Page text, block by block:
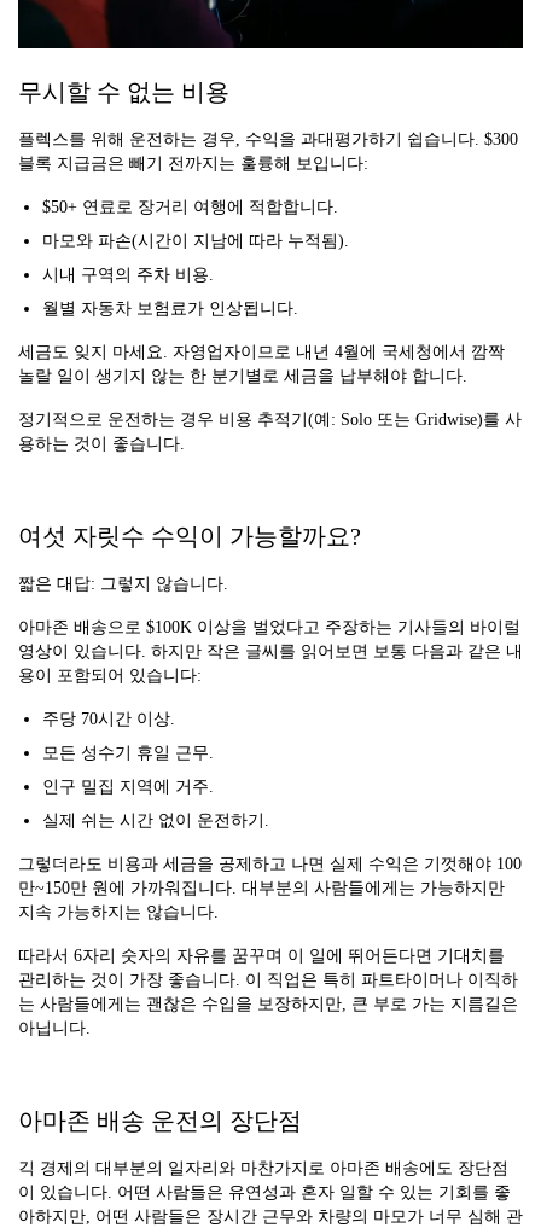
무시할 수 없는 비용
플렉스를 위해 운전하는 경우, 수익을 과대평가하기 쉽습니다. $300
블록 지급금은 빼기 전까지는 훌륭해 보입니다:
$50+ 연료로 장거리 여행에 적합합니다.
마모와 파손(시간이 지남에 따라 누적됨).
시내 구역의 주차 비용.
월별 자동차 보험료가 인상됩니다.
세금도 잊지 마세요. 자영업자이므로 내년 4월에 국세청에서 깜짝
놀랄 일이 생기지 않는 한 분기별로 세금을 납부해야 합니다.
정기적으로 운전하는 경우 비용 추적기(예: Solo 또는 Gridwise)를 사
용하는 것이 좋습니다.
여섯 자릿수 수익이 가능할까요?
짧은 대답: 그렇지 않습니다.
아마존 배송으로 $100K 이상을 벌었다고 주장하는 기사들의 바이럴
영상이 있습니다. 하지만 작은 글씨를 읽어보면 보통 다음과 같은 내
용이 포함되어 있습니다:
주당 70시간 이상.
모든 성수기 휴일 근무.
인구 밀집 지역에 거주.
실제 쉬는 시간 없이 운전하기.
그렇더라도 비용과 세금을 공제하고 나면 실제 수익은 기껏해야 100
만~150만 원에 가까워집니다. 대부분의 사람들에게는 가능하지만
지속 가능하지는 않습니다.
따라서 6자리 숫자의 자유를 꿈꾸며 이 일에 뛰어든다면 기대치를
관리하는 것이 가장 좋습니다. 이 직업은 특히 파트타이머나 이직하
는 사람들에게는 괜찮은 수입을 보장하지만, 큰 부로 가는 지름길은
아닙니다.
아마존 배송 운전의 장단점
긱 경제의 대부분의 일자리와 마찬가지로 아마존 배송에도 장단점
이 있습니다. 어떤 사람들은 유연성과 혼자 일할 수 있는 기회를 좋
아하지만, 어떤 사람들은 장시간 근무와 차량의 마모가 너무 심해 관